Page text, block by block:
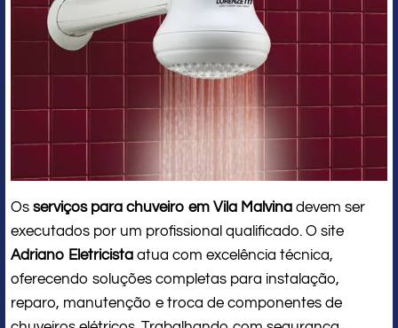
Os serviços para chuveiro em Vila Malvina devem ser
executados por um profissional qualificado. O site
Adriano Eletricista atua com excelência técnica,
oferecendo soluções completas para instalação,
reparo, manutenção e troca de componentes de